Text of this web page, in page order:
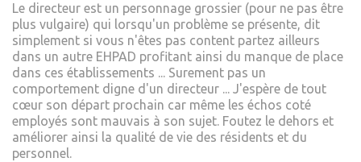
Le directeur est un personnage grossier (pour ne pas être
plus vulgaire) qui lorsqu'un problème se présente, dit
simplement si vous n'êtes pas content partez ailleurs
dans un autre EHPAD profitant ainsi du manque de place
dans ces établissements ... Surement pas un
comportement digne d'un directeur ... J'espère de tout
cœur son départ prochain car même les échos coté
employés sont mauvais à son sujet. Foutez le dehors et
améliorer ainsi la qualité de vie des résidents et du
personnel.